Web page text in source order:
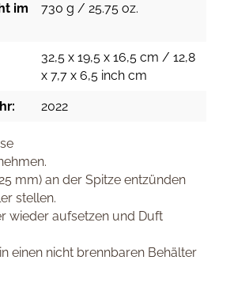
im
730 g / 25.75 oz.
32,5 x 19,5 x 16,5 cm / 12,8
x 7,7 x 6,5 inch cm
2022
mm) an der Spitze entzünden
stellen.
wieder aufsetzen und Duft
einen nicht brennbaren Behälter